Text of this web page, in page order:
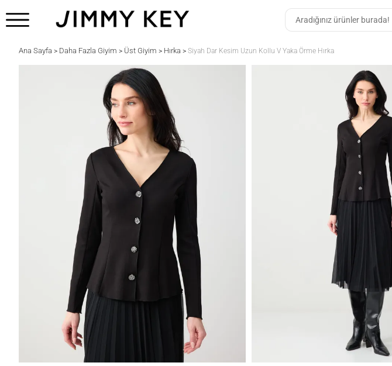
Ana Sayfa > Daha Fazla Giyim > Üst Giyim > Hırka > Siyah Dar Kesim Uzun Kollu V Yaka Örme Hırka